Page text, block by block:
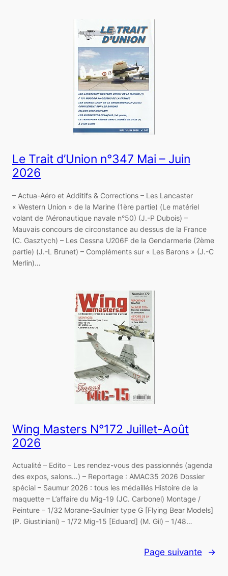
Le Trait d’Union n°347 Mai – Juin
2026
– Actua-Aéro et Additifs & Corrections – Les Lancaster
« Western Union » de la Marine (1ère partie) (Le matériel
volant de l’Aéronautique navale n°50) (J.-P Dubois) –
Mauvais concours de circonstance au dessus de la France
(C. Gasztych) – Les Cessna U206F de la Gendarmerie (2ème
partie) (J.-L Brunet) – Compléments sur « Les Barons » (J.-C
Merlin)…
Wing Masters N°172 Juillet-Août
2026
Actualité – Edito – Les rendez-vous des passionnés (agenda
des expos, salons…) – Reportage : AMAC35 2026 Dossier
spécial – Saumur 2026 : tous les médaillés Histoire de la
maquette – L’affaire du Mig-19 (JC. Carbonel) Montage /
Peinture – 1/32 Morane-Saulnier type G [Flying Bear Models]
(P. Giustiniani) – 1/72 Mig-15 [Eduard] (M. Gil) – 1/48…
Page suivante →